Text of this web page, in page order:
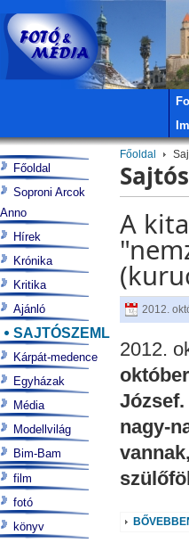
Főoldal
A
2012.
2012.
nagy-
Főoldal
Soproni Arcok
Anno
Hírek
Krónika
Kritika
Ajánló
SAJTÓSZEMLE
Kárpát-medence
Egyházak
Média
Modellvilág
Bim-Bam
film
fotó
könyv